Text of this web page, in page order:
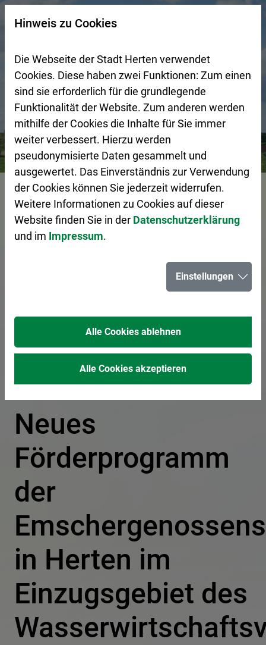
Zur Startseite (Schnelltaste 0)
Zum Seitenanfang springen (Schnelltaste A)
Zur Navigation/Menü springen (Schnelltaste M)
Zur Suche springen (Schnelltaste 8)
Zum Inhalt springen (Schnelltaste I)
Zum Fußbereich springen (Schnelltaste Z)
Bürgerservice Pressemeldungen Jetzt beantragen:
Vorlesen
Jetzt beantragen:
Dächer begrünen
und beim
klimarobusten
Umbau helfen -
Neues
Förderprogramm
der
in Herten im
Einzugsgebiet des
Suchseite mit Schnellsuche
Hinweis zu Cookies
Die Webseite der Stadt Herten verwendet
Cookies. Diese haben zwei Funktionen: Zum einen
sind sie erforderlich für die grundlegende
Funktionalität der Website. Zum anderen werden
mithilfe der Cookies die Inhalte für Sie immer
weiter verbessert. Hierzu werden
pseudonymisierte Daten gesammelt und
ausgewertet. Das Einverständnis zur Verwendung
der Cookies können Sie jederzeit widerrufen.
Weitere Informationen zu Cookies auf dieser
Website finden Sie in der Datenschutzerklärung
und im Impressum.
Einstellungen
Alle Cookies ablehnen
Alle Cookies akzeptieren